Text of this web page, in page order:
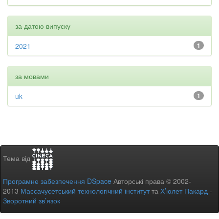
за датою випуску
1
2021
за мовами
1
uk
Тема від
Програмне забезпечення DSpace Авторські права © 2002-
2013 Массачусетський технологічний інститутта Х’юлет Пакард -
Зворотний зв’язок